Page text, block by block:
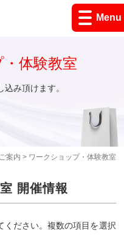
Menu
案内 > ワークショップ・体験教室
体験教室
み頂けます。
開催情報
ください。複数の項目を選択